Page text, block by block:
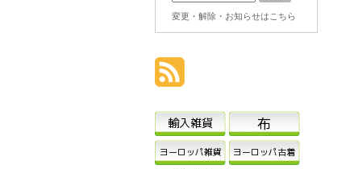
変更・解除・お知らせはこちら